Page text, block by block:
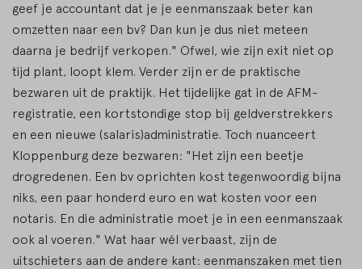
geef je accountant dat je je eenmanszaak beter kan
omzetten naar een bv? Dan kun je dus niet meteen
daarna je bedrijf verkopen." Ofwel, wie zijn exit niet op
tijd plant, loopt klem. Verder zijn er de praktische
bezwaren uit de praktijk. Het tijdelijke gat in de AFM-
registratie, een kortstondige stop bij geldverstrekkers
en een nieuwe (salaris)administratie. Toch nuanceert
Kloppenburg deze bezwaren: "Het zijn een beetje
drogredenen. Een bv oprichten kost tegenwoordig bijna
niks, een paar honderd euro en wat kosten voor een
notaris. En die administratie moet je in een eenmanszaak
ook al voeren." Wat haar wél verbaast, zijn de
uitschieters aan de andere kant: eenmanszaken met tien